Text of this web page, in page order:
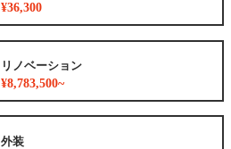
¥36,300
リノベーション
¥8,783,500~
外装